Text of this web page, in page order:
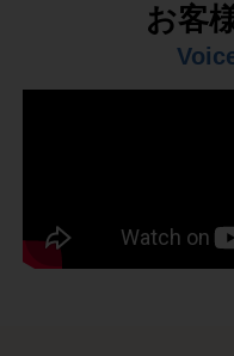
お客